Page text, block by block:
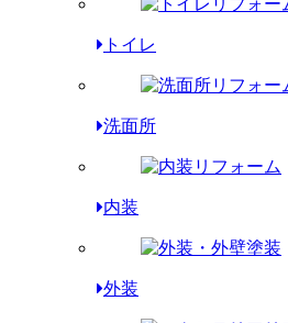
トイレ
洗面所
内装
外装